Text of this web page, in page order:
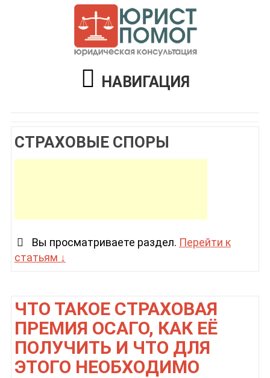
НАВИГАЦИЯ
СТРАХОВЫЕ СПОРЫ
Вы просматриваете раздел. Перейти к
статьям ↓
ЧТО ТАКОЕ СТРАХОВАЯ
ПРЕМИЯ ОСАГО, КАК ЕЁ
ПОЛУЧИТЬ И ЧТО ДЛЯ
ЭТОГО НЕОБХОДИМО